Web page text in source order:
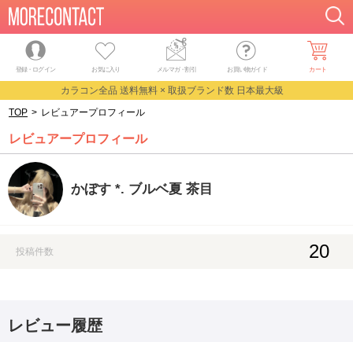
登録・ログイン お気に入り メルマガ・割引 お買い物ガイド カート
カラコン全品 送料無料 × 取扱ブランド数 日本最大級
TOP > レビュアープロフィール
レビュアープロフィール
かぼす *. ブルベ夏 茶目
投稿件数 20
レビュー履歴